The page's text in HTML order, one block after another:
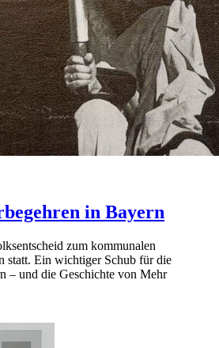
in Bayern
zum kommunalen
statt. Ein wichtiger Schub für die
– und die Geschichte von Mehr